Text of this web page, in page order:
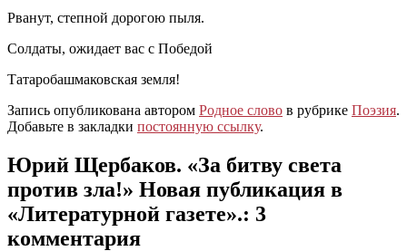
Рванут, степной дорогою пыля.
Солдаты, ожидает вас с Победой
Татаробашмаковская земля!
Запись опубликована автором Родное слово в рубрике Поэзия.
Добавьте в закладки постоянную ссылку.
Юрий Щербаков. «За битву света
против зла!» Новая публикация в
«Литературной газете».: 3
комментария